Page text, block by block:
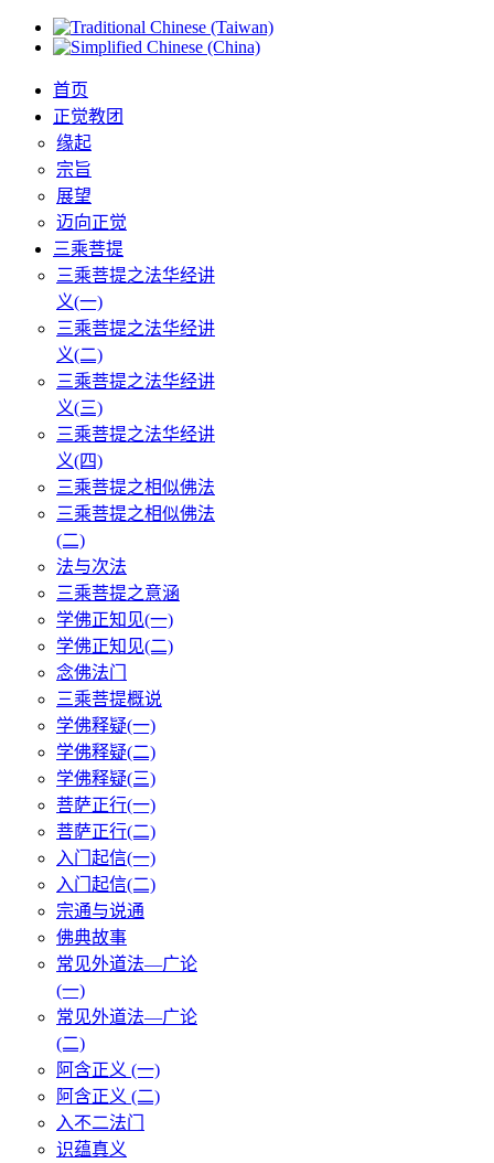
首页
正觉教团
缘起
宗旨
展望
迈向正觉
三乘菩提
三乘菩提之法华经讲
义(一)
三乘菩提之法华经讲
义(二)
三乘菩提之法华经讲
义(三)
三乘菩提之法华经讲
义(四)
三乘菩提之相似佛法
三乘菩提之相似佛法
(二)
法与次法
三乘菩提之意涵
学佛正知见(一)
学佛正知见(二)
念佛法门
三乘菩提概说
学佛释疑(一)
学佛释疑(二)
学佛释疑(三)
菩萨正行(一)
菩萨正行(二)
入门起信(一)
入门起信(二)
宗通与说通
佛典故事
常见外道法—广论
(一)
常见外道法—广论
(二)
阿含正义 (一)
阿含正义 (二)
入不二法门
识蕴真义